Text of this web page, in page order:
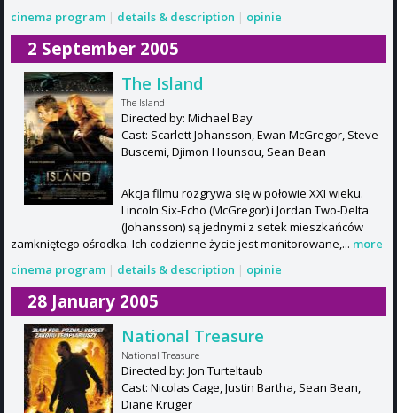
cinema program | details & description | opinie
2 September 2005
The Island
The Island
Directed by: Michael Bay
Cast: Scarlett Johansson, Ewan McGregor, Steve
Buscemi, Djimon Hounsou, Sean Bean
Akcja filmu rozgrywa się w połowie XXI wieku.
Lincoln Six-Echo (McGregor) i Jordan Two-Delta
(Johansson) są jednymi z setek mieszkańców
zamkniętego ośrodka. Ich codzienne życie jest monitorowane,... more
cinema program | details & description | opinie
28 January 2005
National Treasure
National Treasure
Directed by: Jon Turteltaub
Cast: Nicolas Cage, Justin Bartha, Sean Bean,
Diane Kruger